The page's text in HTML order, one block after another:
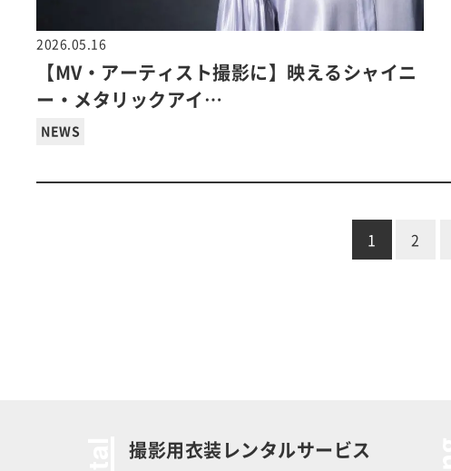
2026.05.16
【MV・アーティスト撮影に】映えるシャイニ
ー・メタリックアイ…
NEWS
1 2
撮影用衣装レンタルサービス